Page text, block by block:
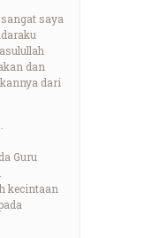
saya
dan
dari
Guru
kecintaan